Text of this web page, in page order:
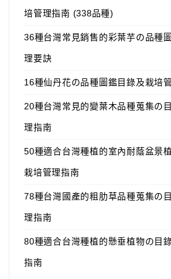
培管理指南 (338品種)
36種台灣常見銷售的彩葉芋の品種
理要訣
16種仙丹花の品種圖鑑目錄及栽培
20種台灣常見的變葉木品種蒐集の
理指南
50種適合台灣種植的室內耐蔭盆景
栽培管理指南
78種台灣國產的粗肋草品種蒐集の
理指南
80種適合台灣種植的懸垂植物の目
指南